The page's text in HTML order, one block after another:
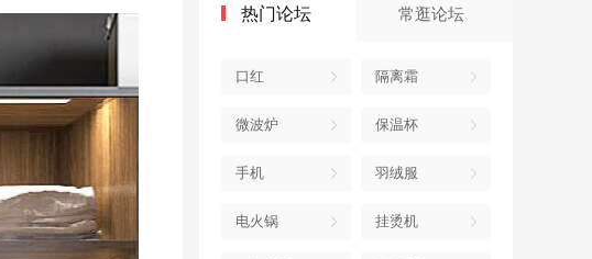
热门论坛 常逛论坛
口红 隔离霜
微波炉 保温杯
手机 羽绒服
电火锅 挂烫机